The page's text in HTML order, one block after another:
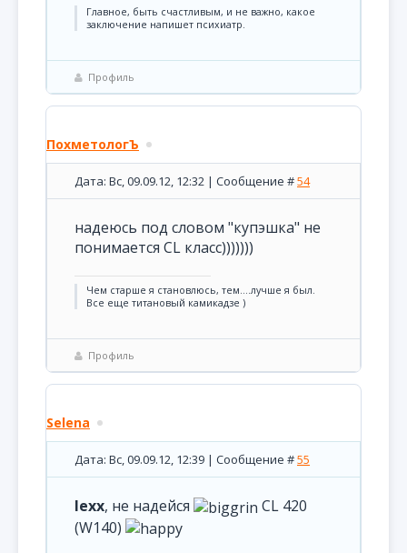
Главное, быть счастливым, и не важно, какое
заключение напишет психиатр.
Профиль
ПохметологЪ
Дата: Вс, 09.09.12, 12:32 | Сообщение #54
надеюсь под словом "купэшка" не
понимается CL класс)))))))
Чем старше я становлюсь, тем....лучше я был.
Все еще титановый камикадзе )
Профиль
Selena
Дата: Вс, 09.09.12, 12:39 | Сообщение #55
lexx, не надейся
CL 420
(W140)